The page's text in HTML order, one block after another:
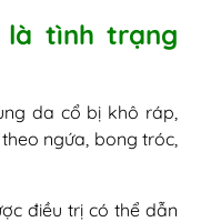
tình trạng
da cổ bị khô ráp,
ngứa, bong tróc,
điều trị có thể dẫn